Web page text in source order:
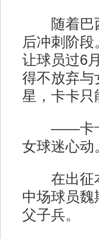
随着巴西
后冲刺阶
让球员过6
得不放弃与
星，卡卡只
——卡卡
女球迷心动
在出征本
中场球员魏
父子兵。